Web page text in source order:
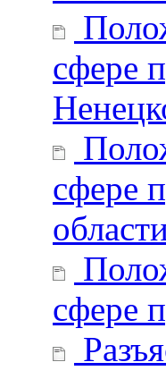
сфере
сфере
сфере